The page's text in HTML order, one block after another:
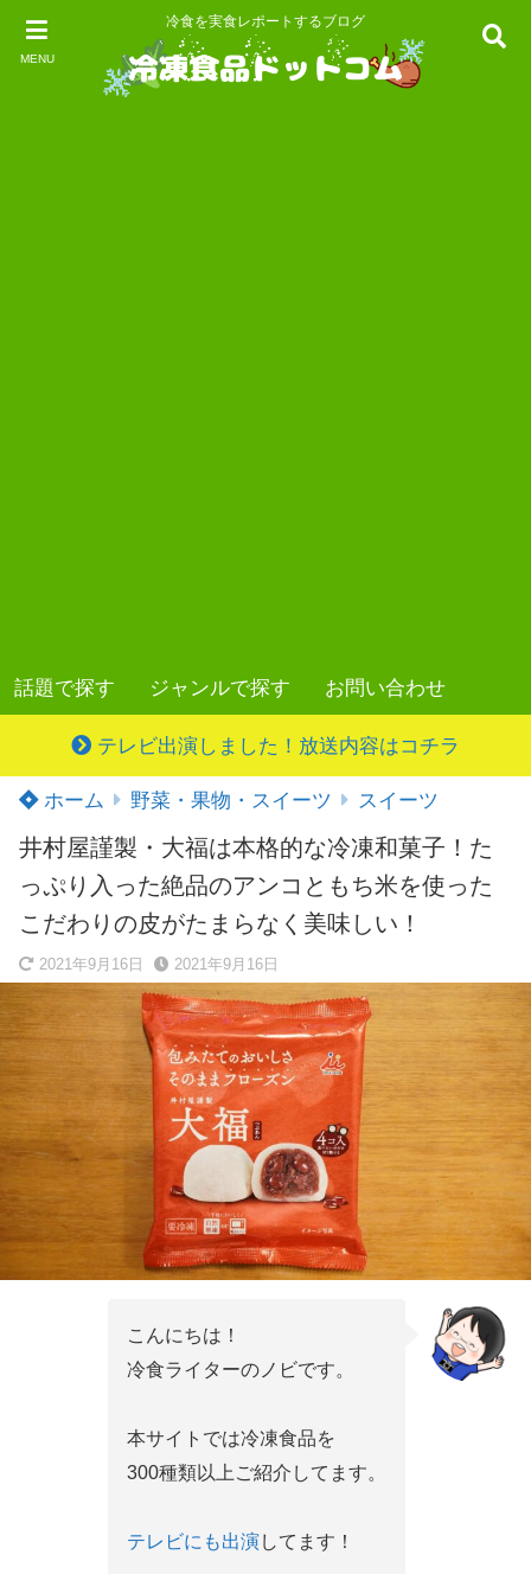
MENU
冷食を実食レポートするブログ
話題で探す ジャンルで探す お問い合わせ
テレビ出演しました！放送内容はコチラ
ホーム 野菜・果物・スイーツ スイーツ
井村屋謹製・大福は本格的な冷凍和菓子！た
っぷり入った絶品のアンコともち米を使った
こだわりの皮がたまらなく美味しい！
2021年9月16日 2021年9月16日
こんにちは！
冷食ライターのノビです。
本サイトでは冷凍食品を
300種類以上ご紹介してます。
テレビにも出演してます！